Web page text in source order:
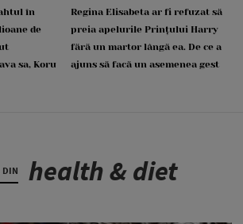
în
de
sa, Koru
Regina Elisabeta ar fi refuzat să
preia apelurile Prințului Harry
fără un martor lângă ea. De ce a
ajuns să facă un asemenea gest
DIN health & diet